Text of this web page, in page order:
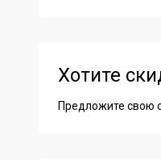
- Хорошие соседи.
Все вопросы по
Хотите
Предложите свою